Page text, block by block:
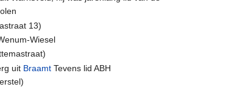
13)
Wiesel
uit Braamt Tevens lid ABH